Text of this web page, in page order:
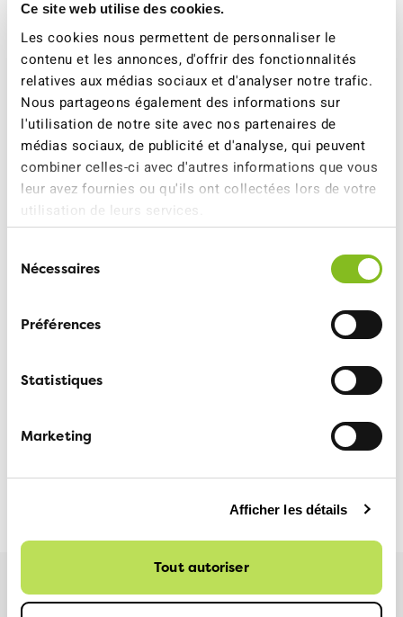
Ce site web utilise des cookies.
Les cookies nous permettent de personnaliser le
contenu et les annonces, d'offrir des fonctionnalités
relatives aux médias sociaux et d'analyser notre trafic.
Nous partageons également des informations sur
l'utilisation de notre site avec nos partenaires de
médias sociaux, de publicité et d'analyse, qui peuvent
combiner celles-ci avec d'autres informations que vous
leur avez fournies ou qu'ils ont collectées lors de votre
utilisation de leurs services.
Nécessaires
Préférences
Statistiques
Marketing
Afficher les détails
Tout autoriser
autorisés
Dès juillet, on pourra transporter jusqu’à quatre enfants
dans les vélos cargos équipés à cet effet, au lieu de
deux. L’ATE salue cette nouveauté, qui tient compte du
fait que de plus en plus de familles renoncent à utiliser
la voiture au quotidien: elles privilégient le vélo pour les
trajets de l’école, les courses ou les loisirs.
Pour tout complément
Michael Rytz, Directeur de projet sécurité routière,
Service médias ATE, 079 708 05 36,
MEDIENSTELLE VCS | SERVICE MÉDIAS ATE |
18 JUIN
Plus d'informations